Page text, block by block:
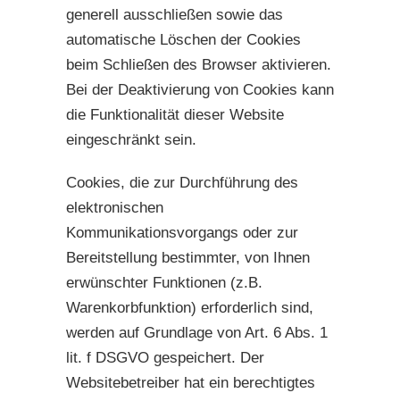
generell ausschließen sowie das
automatische Löschen der Cookies
beim Schließen des Browser aktivieren.
Bei der Deaktivierung von Cookies kann
die Funktionalität dieser Website
eingeschränkt sein.
Cookies, die zur Durchführung des
elektronischen
Kommunikationsvorgangs oder zur
Bereitstellung bestimmter, von Ihnen
erwünschter Funktionen (z.B.
Warenkorbfunktion) erforderlich sind,
werden auf Grundlage von Art. 6 Abs. 1
lit. f DSGVO gespeichert. Der
Websitebetreiber hat ein berechtigtes